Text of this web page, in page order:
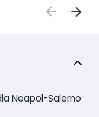
Neapol-Salerno